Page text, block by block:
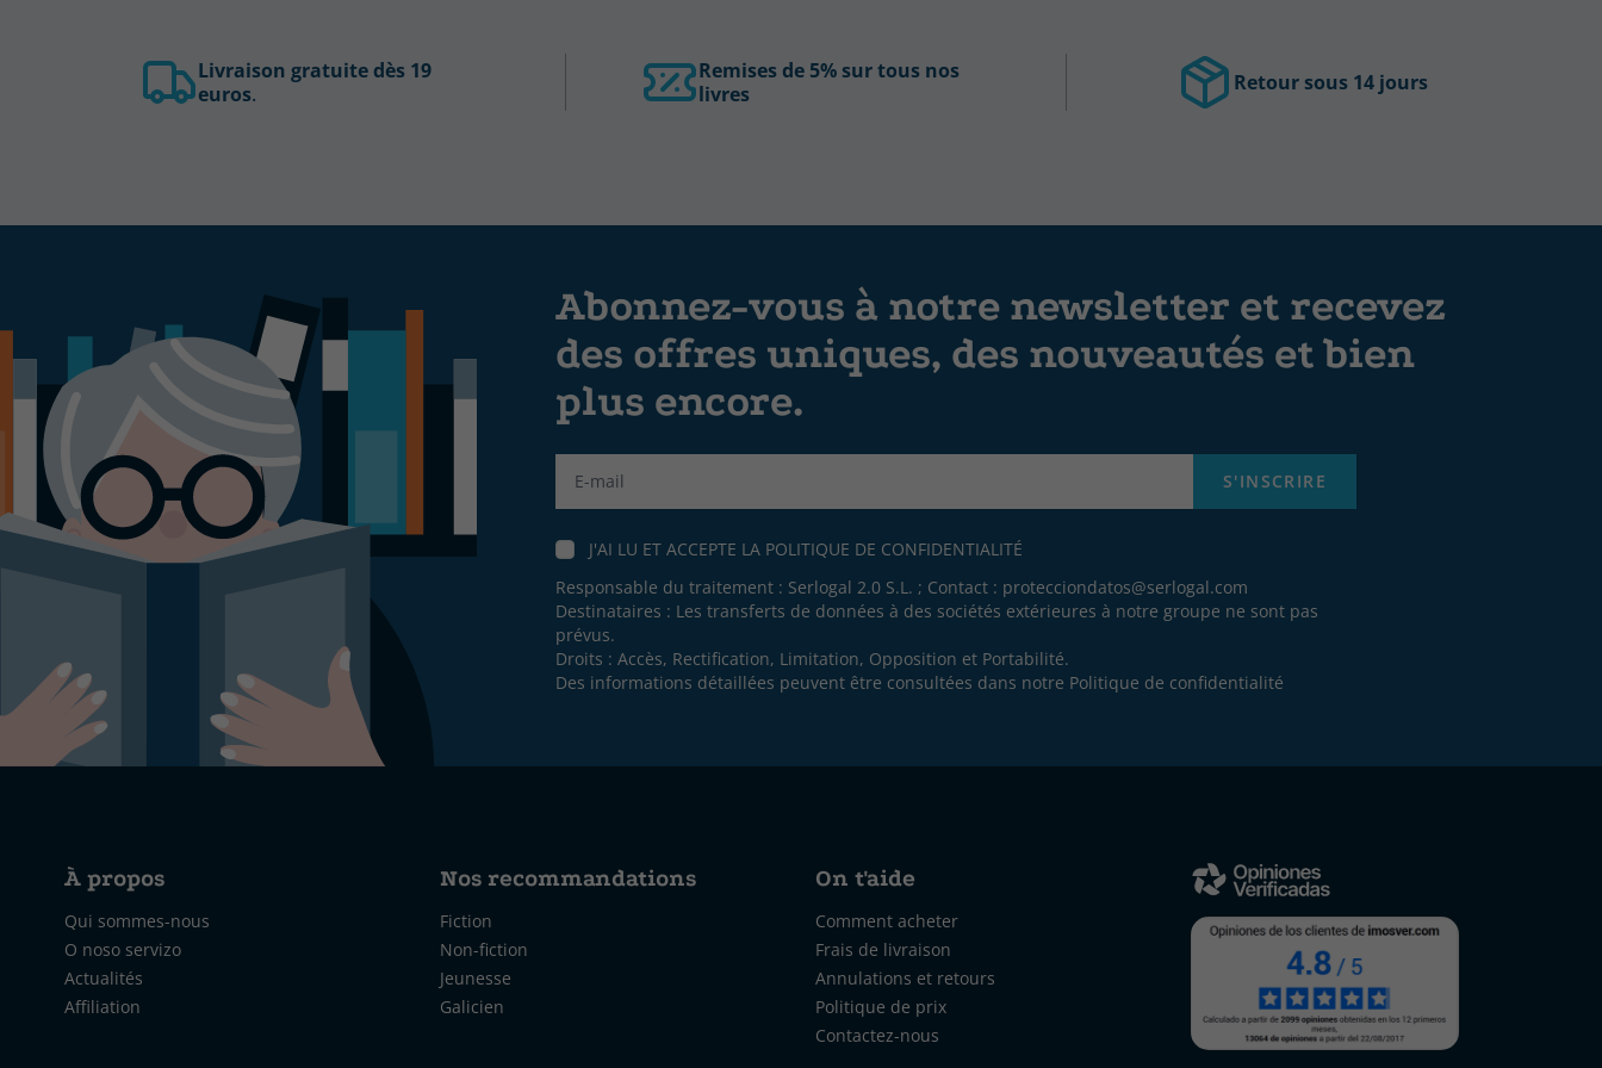
Livraison gratuite dès 19
euros.
Remises de 5% sur tous nos
livres
Retour sous 14 jours
Abonnez-vous à notre newsletter et recevez
des offres uniques, des nouveautés et bien
plus encore.
S'INSCRIRE
J'AI LU ET ACCEPTE LA POLITIQUE DE CONFIDENTIALITÉ
Responsable du traitement : Serlogal 2.0 S.L. ; Contact : protecciondatos@serlogal.com
Destinataires : Les transferts de données à des sociétés extérieures à notre groupe ne sont pas
prévus.
Droits : Accès, Rectification, Limitation, Opposition et Portabilité.
Des informations détaillées peuvent être consultées dans notre Politique de confidentialité
À propos
Qui sommes-nous
O noso servizo
Actualités
Affiliation
Nos recommandations
Fiction
Non-fiction
Jeunesse
Galicien
On t'aide
Comment acheter
Frais de livraison
Annulations et retours
Politique de prix
Contactez-nous